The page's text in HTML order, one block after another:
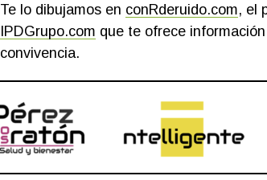
Te lo dibujamos en conRderuido.com, el
IPDGrupo.com que te ofrece
convivencia.